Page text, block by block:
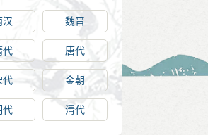
汉 魏晋
代 唐代
代 金朝
代 清代